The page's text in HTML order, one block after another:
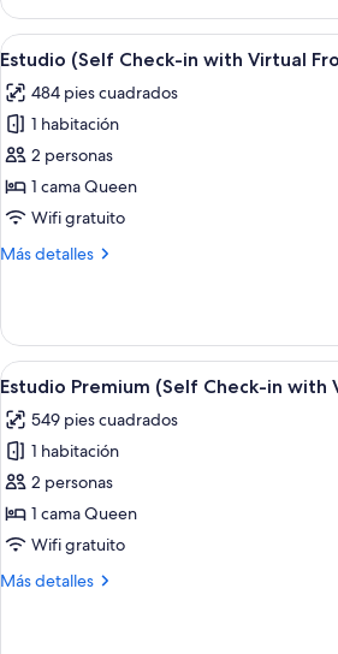
Virtual
Front
Desk)
balcón
(Self
Check-
with
Virtual
Front
Desk)
Abrir
todas
las
fotos
de
Estudio
(Self
in
Front
Desk)
Un
6
Estudio (Self Check-in with Virtual
484 pies cuadrados
1 habitación
2 personas
1 cama Queen
Wifi gratuito
Más detalles
Más
(Self
Check-
in
Virtual
Front
Desk)
Abrir
todas
las
fotos
de
Estudio
Premium
Check-
Estudio
6
Estudio Premium (Self Check-in with
549 pies cuadrados
1 habitación
2 personas
1 cama Queen
Wifi gratuito
Más detalles
Más